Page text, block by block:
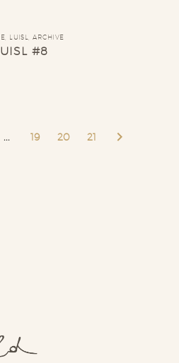
LUISL ,ARCHIVE
#8
... 19 20 21